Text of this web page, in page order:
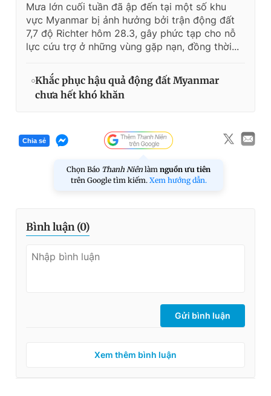
Mưa lớn cuối tuần đã ập đến tại một số khu
vực Myanmar bị ảnh hưởng bởi trận động đất
7,7 độ Richter hôm 28.3, gây phức tạp cho nỗ
lực cứu trợ ở những vùng gặp nạn, đồng thời...
Khắc phục hậu quả động đất Myanmar
chưa hết khó khăn
Chia sẻ
Chọn Báo Thanh Niên làm nguồn ưu tiên
trên Google tìm kiếm. Xem hướng dẫn.
Bình luận (0)
Gửi bình luận
Xem thêm bình luận